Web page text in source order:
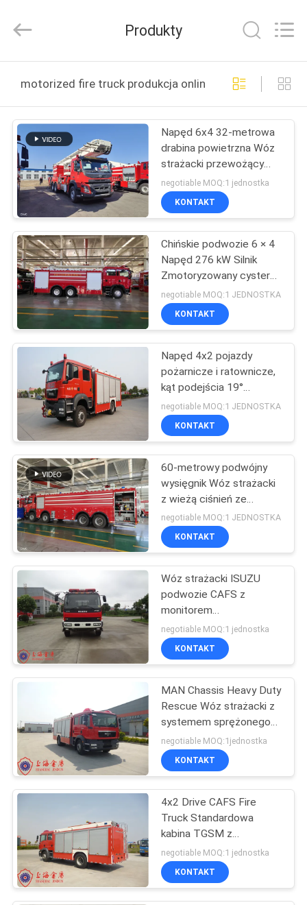
PRODUKTY
NAS
WYCIECZKA
PO
FABRYCE
KONTROLA
JAKOŚCI
SKONTAKTUJ
SIĘ
NAMI
AKTUALNOŚCI
SITEMAP
PRIVACY
POLICY
Equipment
Rights
Produkty
motorized fire truck produkcja online
Napęd 6x4 32-metrowa
drabina powietrzna Wóz
strażacki przewożący
2000 l wody 1500 l pianki
negotiable MOQ:1 jednostka
KONTAKT
Chińskie podwozie 6 × 4
Napęd 276 kW Silnik
Zmotoryzowany cysterna
na wodę Wóz strażacki
negotiable MOQ:1 JEDNOSTKA
KONTAKT
Napęd 4x2 pojazdy
pożarnicze i ratownicze,
kąt podejścia 19°
Zmotoryzowany wóz
strażacki
negotiable MOQ:1 JEDNOSTKA
KONTAKT
60-metrowy podwójny
wysięgnik Wóz strażacki
z wieżą ciśnień ze
zbiornikiem paliwa 315 l
Zbiornik na płyn 6000 l
negotiable MOQ:1 JEDNOSTKA
KONTAKT
Wóz strażacki ISUZU
podwozie CAFS z
monitorem
przeciwpożarowym o
dużej pojemności 3600
l/min
negotiable MOQ:1 jednostka
KONTAKT
MAN Chassis Heavy Duty
Rescue Wóz strażacki z
systemem sprężonego
powietrza CAFS
negotiable MOQ:1jednostka
KONTAKT
4x2 Drive CAFS Fire
Truck Standardowa
kabina TGSM z
systemem sprężonego
powietrza
negotiable MOQ:1 jednostka
KONTAKT